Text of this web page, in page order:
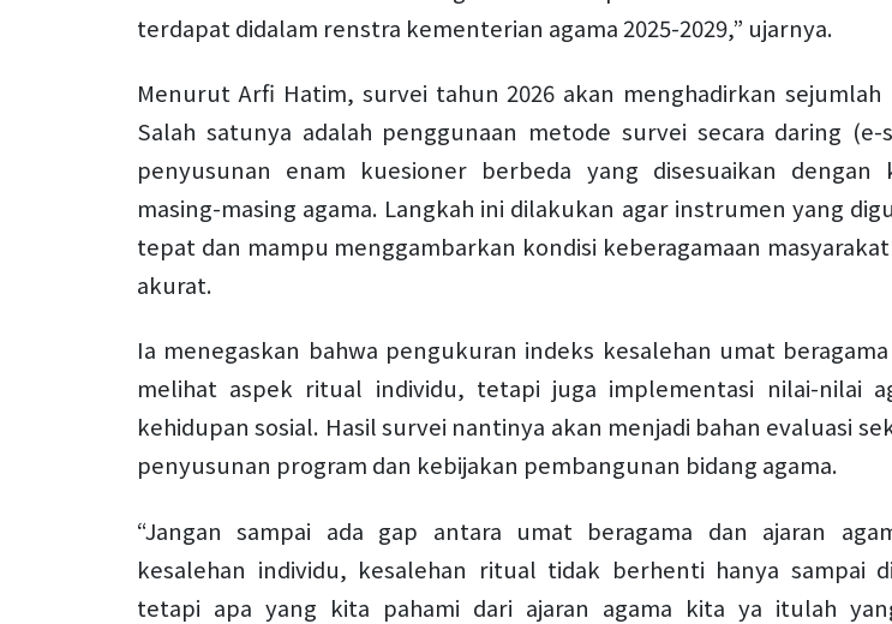
terdapat didalam renstra kementerian agama 2025-2029,” ujarnya.
Menurut Arfi Hatim, survei tahun 2026 akan menghadirkan sejumlah
Salah satunya adalah penggunaan metode survei secara daring (e-
penyusunan enam kuesioner berbeda yang disesuaikan dengan
masing-masing agama. Langkah ini dilakukan agar instrumen yang
tepat dan mampu menggambarkan kondisi keberagamaan
akurat.
Ia menegaskan bahwa pengukuran indeks kesalehan umat
melihat aspek ritual individu, tetapi juga implementasi nilai-nilai
kehidupan sosial. Hasil survei nantinya akan menjadi bahan evaluasi
penyusunan program dan kebijakan pembangunan bidang agama.
“Jangan sampai ada gap antara umat beragama dan ajaran
kesalehan individu, kesalehan ritual tidak berhenti hanya sampai
tetapi apa yang kita pahami dari ajaran agama kita ya itulah